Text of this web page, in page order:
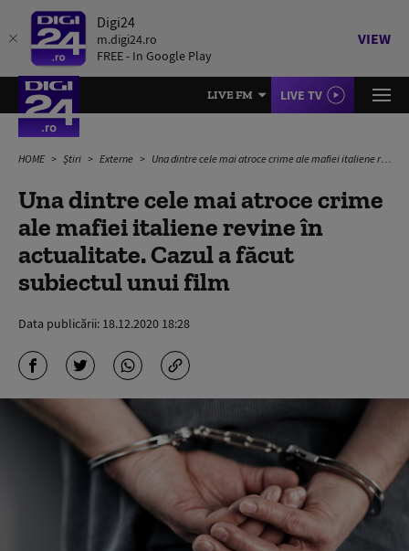
Digi24
m.digi24.ro
FREE - In Google Play
VIEW
LIVE FM LIVE TV
HOME Știri Externe Una dintre cele mai atroce crime ale mafiei italiene revine în actualitate. Cazul a făcut subiectul unui film
Una dintre cele mai atroce crime
ale mafiei italiene revine în
actualitate. Cazul a făcut
subiectul unui film
Data publicării: 18.12.2020 18:28